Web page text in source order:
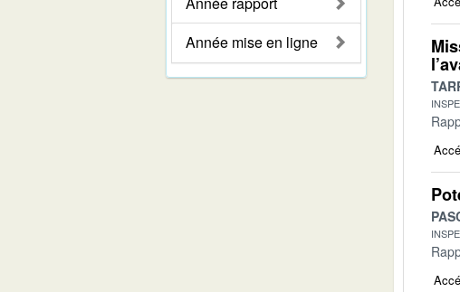
Année mise en ligne